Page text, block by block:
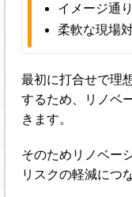
イメージ通
柔軟な現場
最初に打合せで理
するため、リノベ
きます。
そのためリノベー
リスクの軽減につ